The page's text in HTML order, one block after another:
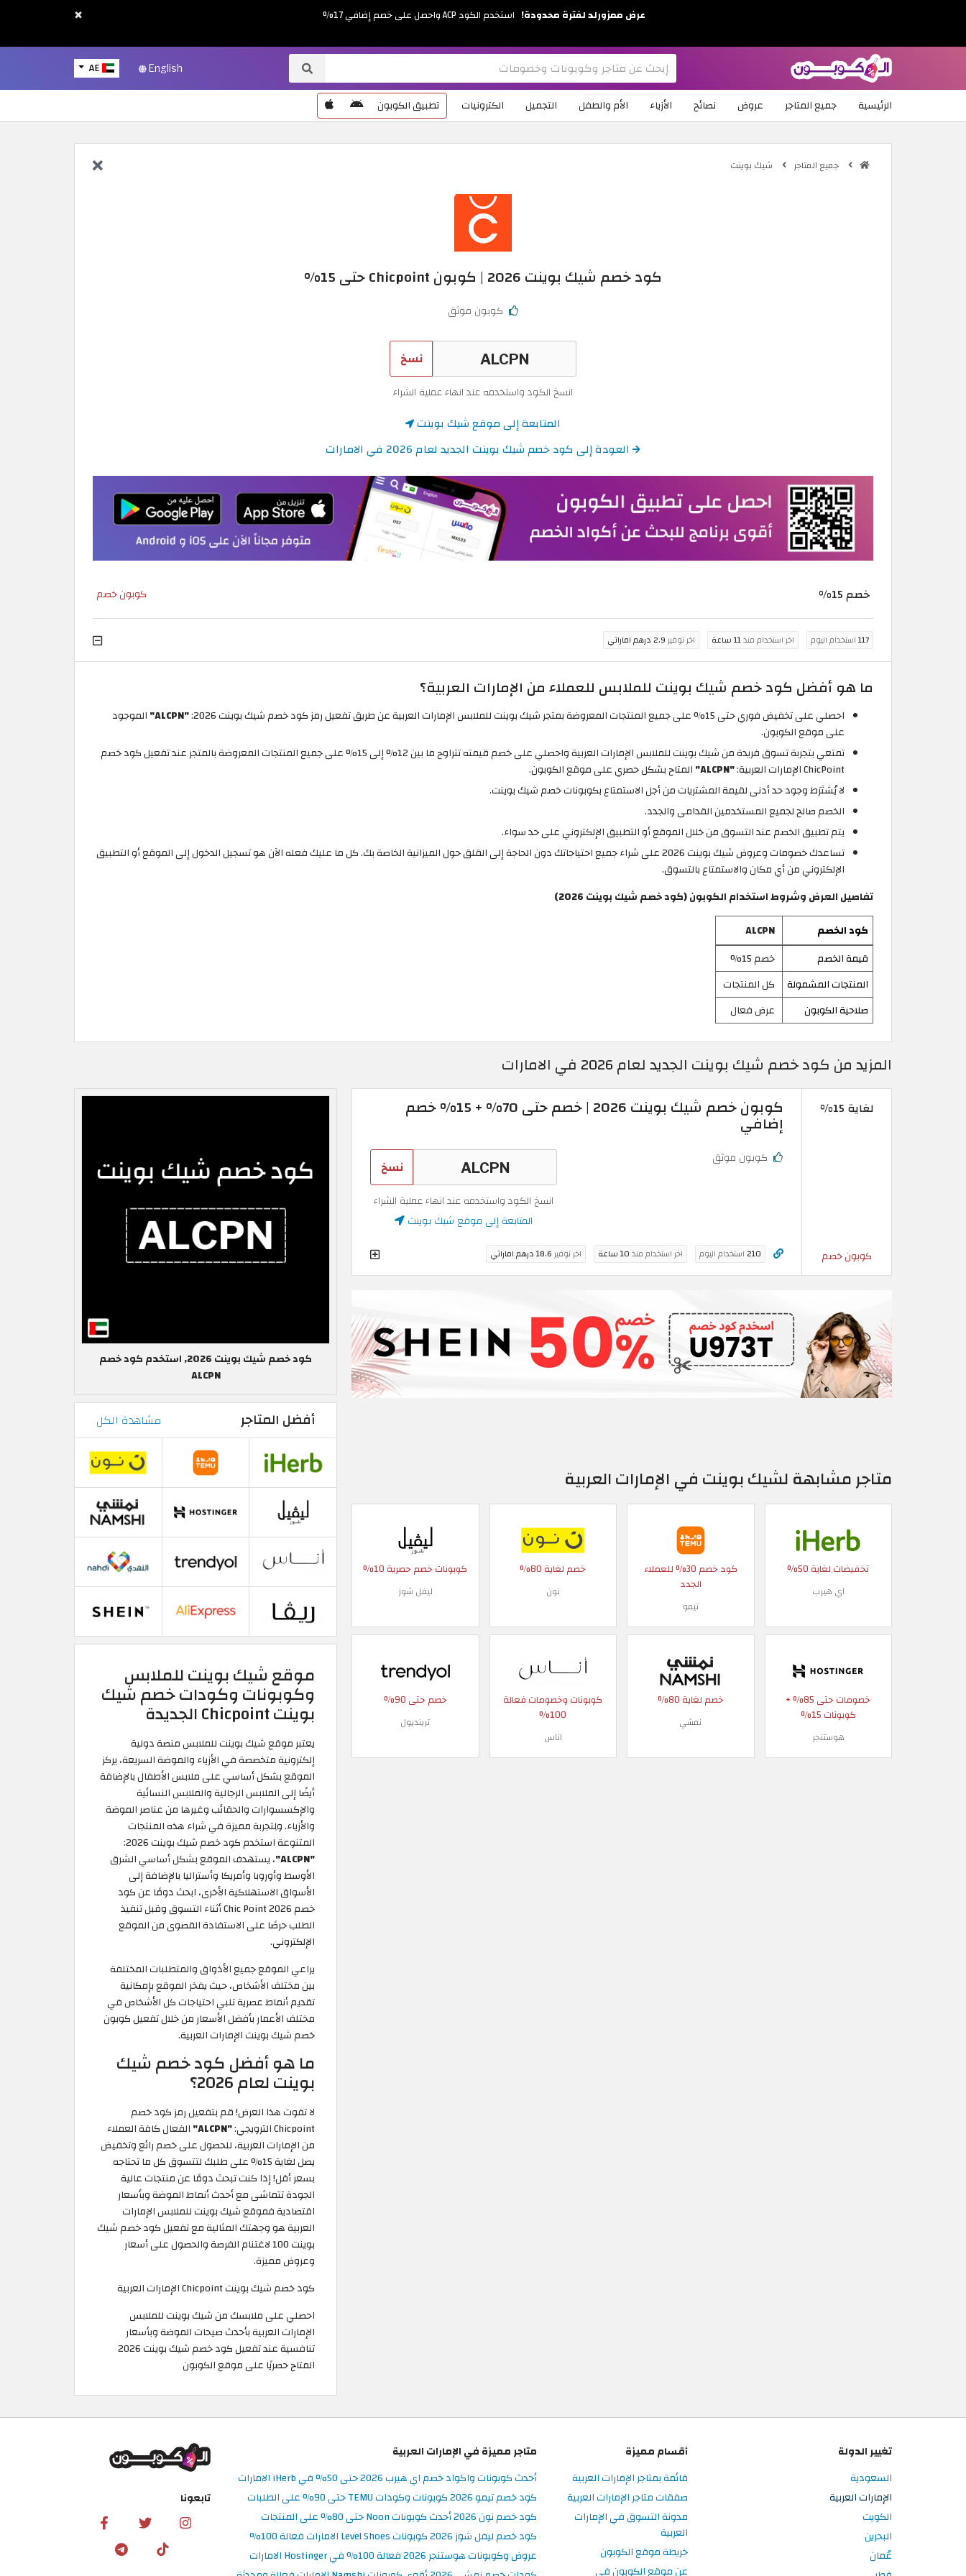
AE English
الرئيسية جميع المتاجر عروض نصائح الأزياء الأم والطفل التجميل الكترونيات تطبيق الكوبون
جميع المتاجر شيك بوينت
كود خصم شيك بوينت 2026 | كوبون Chicpoint حتى 15%
كوبون موثق
نسخ
انسخ الكود واستخدمه عند انهاء عملية الشراء
المتابعة إلى موقع شيك بوينت
العودة إلى كود خصم شيك بوينت الجديد لعام 2026 في الامارات
خصم 15% كوبون خصم
117استخدام اليوم اخر استخدام منذ11 ساعة اخر توفير2.9 درهم اماراتي
ما هو أفضل كود خصم شيك بوينت للملابس للعملاء من الإمارات العربية؟
احصلي على تخفيض فوري حتى 15% على جميع المنتجات المعروضة بمتجر شيك بوينت للملابس الإمارات العربية عن طريق تفعيل رمز كود خصم شيك بوينت 2026: "ALCPN"
الموجود
على موقع الكوبون.
تمتعي بتجربة تسوق فريدة من شيك بوينت للملابس الإمارات العربية واحصلي على خصم قيمته تتراوح ما بين 12% إلى 15% على جميع المنتجات المعروضة بالمتجر عند تفعيل كود خصم
ChicPoint الإمارات العربية:
"ALCPN"
المتاح بشكل حصري على موقع الكوبون.
لا يُشتَرَط وجود حد أدنى لقيمة المشتريات من أجل الاستمتاع بكوبونات خصم شيك بوينت.
الخصم صالح لجميع المستخدمين القدامى والجدد.
يتم تطبيق الخصم عند التسوق من خلال الموقع أو التطبيق الإلكتروني على حد سواء.
تساعدك خصومات وعروض شيك بوينت 2026 على شراء جميع احتياجاتك دون الحاجة إلى القلق حول الميزانية الخاصة بك. كل ما عليك فعله الآن هو تسجيل الدخول إلى الموقع أو التطبيق
الإلكتروني من أي مكان والاستمتاع بالتسوق.
تفاصيل العرض وشروط استخدام الكوبون (كود خصم شيك بوينت 2026)
كود الخصم
ALCPN
قيمة الخصم
خصم 15%
المنتجات المشمولة
كل المنتجات
صلاحية الكوبون
عرض فعال
المزيد من كود خصم شيك بوينت الجديد لعام 2026 في الامارات
لغاية 15%
كوبون خصم
كوبون خصم شيك بوينت 2026 | خصم حتى 70% + 15% خصم
إضافي
كوبون موثق نسخ
انسخ الكود واستخدمه عند انهاء عملية الشراء
المتابعة إلى موقع شيك بوينت
210استخدام اليوم اخر استخدام منذ10 ساعة اخر توفير18.6 درهم اماراتي
متاجر مشابهة لشيك بوينت في الإمارات العربية
تخفيضات لغاية 50%
اي هيرب
كود خصم 30% للعملاء
الجدد
تيمو
خصم لغاية 80%
نون
كوبونات خصم حصرية 10%
ليفل شوز
خصومات حتى 85% +
كوبونات 15%
هوستنجر
خصم لغاية 80%
نمشي
كوبونات وخصومات فعالة
100%
اناس
خصم حتى 90%
ترينديول
كود خصم شيك بوينت 2026, استخدم كود خصم
ALCPN
أفضل المتاجر مشاهدة الكل
موقع شيك بوينت للملابس
وكوبونات وكودات خصم شيك
بوينت Chicpoint الجديدة
يعتبر موقع شيك بوينت للملابس منصة دولية
إلكترونية متخصصة في الأزياء والموضة السريعة، يركز
الموقع بشكل أساسي على ملابس الأطفال بالإضافة
أيضًا إلى الملابس الرجالية والملابس النسائية
والإكسسوارات والحقائب وغيرها من عناصر الموضة
والأزياء. ولِتجربة مميزة في شراء هذه المنتجات
المتنوعة استخدم كود خصم شيك بوينت 2026:
"ALCPN"
، يستهدف الموقع بشكل أساسي الشرق
الأوسط وأوروبا وأمريكا وأستراليا بالإضافة إلى
الأسواق الاستهلاكية الأخرى، ابحث دومًا عن كود
خصم Chic Point 2026 أثناء التسوق وقبل تنفيذ
الطلب حرصًا على الاستفادة القصوى من الموقع
الإلكتروني.
يراعي الموقع جميع الأذواق والمتطلبات المختلفة
بين مختلف الأشخاص، حيث يفخر الموقع بإمكانية
تقديم أنماط عصرية تلبي احتياجات كل الأشخاص في
مختلف الأعمار بأفضل الأسعار من خلال تفعيل كوبون
خصم شيك بوينت الإمارات العربية.
ما هو أفضل كود خصم شيك
بوينت لعام 2026؟
لا تفوت هذا العرض! قم بتفعيل رمز كود خصم
Chicpoint الترويجي:
"ALCPN"
الفعال كافة العملاء
من الإمارات العربية، للحصول على خصم رائع وتخفيض
يصل لغاية 15% على طلبك لتتسوق كل ما تحتاجه
بسعر أقل! إذا كنت تبحث دومًا عن منتجات عالية
الجودة تتماشى مع أحدث أنماط الموضة وبأسعار
اقتصادية فموقع شيك بوينت للملابس الإمارات
العربية هو وجهتك المثالية مع تفعيل كود خصم شيك
بوينت 100 لاغتنام الفرصة والحصول على أسعار
وعروض مميزة.
كود خصم شيك بوينت Chicpoint الإمارات العربية
احصلي على ملابسك من شيك بوينت للملابس
الإمارات العربية بأحدث صيحات الموضة وبأسعار
تنافسية عند تفعيل كود خصم شيك بوينت 2026
المتاح حصريًا على موقع الكوبون
تغيير الدولة
السعودية
الإمارات العربية
الكويت
البحرين
عُمان
أقسام مميزة
قائمة بمتاجر الإمارات العربية
صفقات متاجر الإمارات العربية
مدونة التسوق في الإمارات
العربية
خريطة موقع الكوبون
عن موقع الكوبون في
متاجر مميزة في الإمارات العربية
أحدث كوبونات واكواد خصم اي هيرب 2026 حتى 50% في iHerb الامارات
كود خصم تيمو 2026 كوبونات وكودات TEMU حتى 90% على الطلبات
كود خصم نون 2026 أحدث كوبونات Noon حتى 80% على المنتجات
كود خصم ليفل شوز 2026 كوبونات Level Shoes الامارات فعالة 100%
عروض وكوبونات هوستنجر 2026 فعالة 100% في Hostinger الامارات
تابعونا
× عرض ممزورلد لفترة محدودة! استخدم الكود ACP واحصل على خصم إضافي 17%